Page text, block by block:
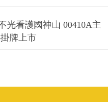
光看護國神山 00410A主
牌上市